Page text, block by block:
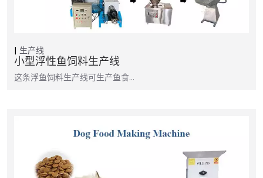
生产线
小型浮性鱼饲料生产线
这条浮鱼饲料生产线可生产鱼食…